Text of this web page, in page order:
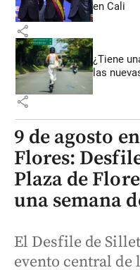
en Cali
share
¿Tiene
las
share
9 de agosto
Flores:
Plaza de
una semana
El Desfile de
evento central de